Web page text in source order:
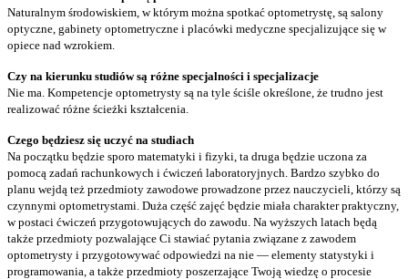
Naturalnym środowiskiem, w którym można spotkać optometrystę, są salony
optyczne, gabinety optometryczne i placówki medyczne specjalizujące się w
opiece nad wzrokiem.
Czy na kierunku studiów są różne specjalności i specjalizacje
Nie ma. Kompetencje optometrysty są na tyle ściśle określone, że trudno jest
realizować różne ścieżki kształcenia.
Czego będziesz się uczyć na studiach
Na początku będzie sporo matematyki i fizyki, ta druga będzie uczona za
pomocą zadań rachunkowych i ćwiczeń laboratoryjnych. Bardzo szybko do
planu wejdą też przedmioty zawodowe prowadzone przez nauczycieli, którzy są
czynnymi optometrystami. Duża część zajęć będzie miała charakter praktyczny,
w postaci ćwiczeń przygotowujących do zawodu. Na wyższych latach będą
także przedmioty pozwalające Ci stawiać pytania związane z zawodem
optometrysty i przygotowywać odpowiedzi na nie — elementy statystyki i
programowania, a także przedmioty poszerzające Twoją wiedzę o procesie